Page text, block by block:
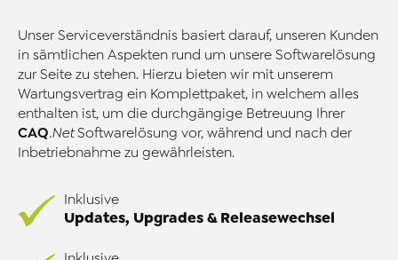
Unser Serviceverständnis basiert darauf, unseren Kunden
in sämtlichen Aspekten rund um unsere Softwarelösung
zur Seite zu stehen. Hierzu bieten wir mit unserem
Wartungsvertrag ein Komplettpaket, in welchem alles
enthalten ist, um die durchgängige Betreuung Ihrer
CAQ.NetSoftwarelösung vor, während und nach der
Inbetriebnahme zu gewährleisten.
Inklusive
Updates, Upgrades & Releasewechsel